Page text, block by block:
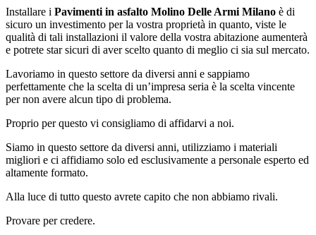
Installare i Pavimenti in asfalto Molino Delle Armi Milano è di
sicuro un investimento per la vostra proprietà in quanto, viste le
qualità di tali installazioni il valore della vostra abitazione aumenterà
e potrete star sicuri di aver scelto quanto di meglio ci sia sul mercato.
Lavoriamo in questo settore da diversi anni e sappiamo
perfettamente che la scelta di un’impresa seria è la scelta vincente
per non avere alcun tipo di problema.
Proprio per questo vi consigliamo di affidarvi a noi.
Siamo in questo settore da diversi anni, utilizziamo i materiali
migliori e ci affidiamo solo ed esclusivamente a personale esperto ed
altamente formato.
Alla luce di tutto questo avrete capito che non abbiamo rivali.
Provare per credere.